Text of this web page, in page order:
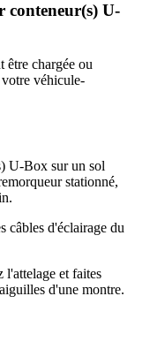
conteneur(s) U-
chargée ou
votre véhicule-
U-Box sur un sol
stationné,
câbles d'éclairage du
l'attelage et faites
d'une montre.